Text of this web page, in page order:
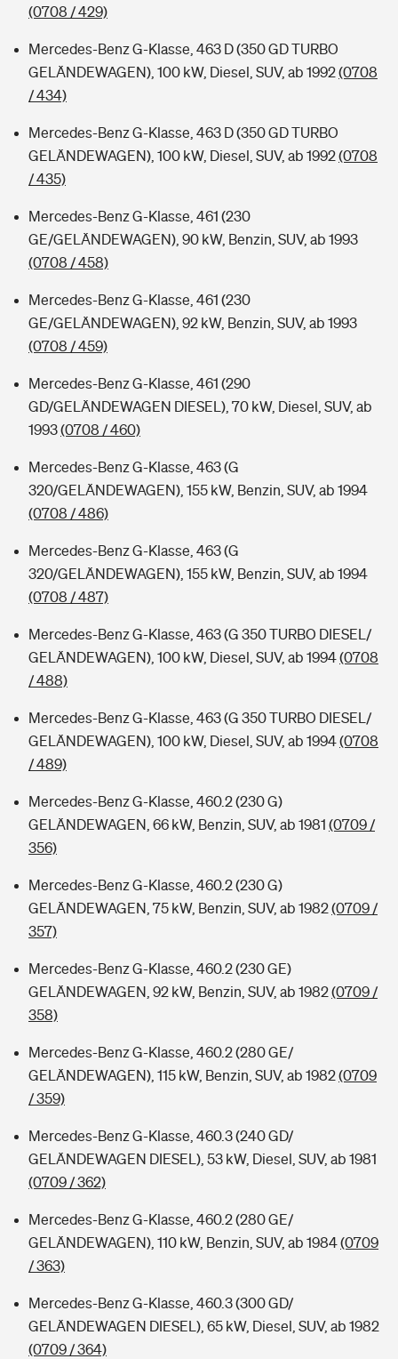
(0708 / 429)
Mercedes-Benz G-Klasse, 463 D (350 GD TURBO
GELÄNDEWAGEN), 100 kW, Diesel, SUV, ab 1992(0708
/ 434)
Mercedes-Benz G-Klasse, 463 D (350 GD TURBO
GELÄNDEWAGEN), 100 kW, Diesel, SUV, ab 1992(0708
/ 435)
Mercedes-Benz G-Klasse, 461 (230
GE/GELÄNDEWAGEN), 90 kW, Benzin, SUV, ab 1993
(0708 / 458)
Mercedes-Benz G-Klasse, 461 (230
GE/GELÄNDEWAGEN), 92 kW, Benzin, SUV, ab 1993
(0708 / 459)
Mercedes-Benz G-Klasse, 461 (290
GD/GELÄNDEWAGEN DIESEL), 70 kW, Diesel, SUV, ab
1993(0708 / 460)
Mercedes-Benz G-Klasse, 463 (G
320/GELÄNDEWAGEN), 155 kW, Benzin, SUV, ab 1994
(0708 / 486)
Mercedes-Benz G-Klasse, 463 (G
320/GELÄNDEWAGEN), 155 kW, Benzin, SUV, ab 1994
(0708 / 487)
Mercedes-Benz G-Klasse, 463 (G 350 TURBO DIESEL/
GELÄNDEWAGEN), 100 kW, Diesel, SUV, ab 1994(0708
/ 488)
Mercedes-Benz G-Klasse, 463 (G 350 TURBO DIESEL/
GELÄNDEWAGEN), 100 kW, Diesel, SUV, ab 1994(0708
/ 489)
Mercedes-Benz G-Klasse, 460.2 (230 G)
GELÄNDEWAGEN, 66 kW, Benzin, SUV, ab 1981 (0709 /
356)
Mercedes-Benz G-Klasse, 460.2 (230 G)
GELÄNDEWAGEN, 75 kW, Benzin, SUV, ab 1982(0709 /
357)
Mercedes-Benz G-Klasse, 460.2 (230 GE)
GELÄNDEWAGEN, 92 kW, Benzin, SUV, ab 1982(0709 /
358)
Mercedes-Benz G-Klasse, 460.2 (280 GE/
GELÄNDEWAGEN), 115 kW, Benzin, SUV, ab 1982(0709
/ 359)
Mercedes-Benz G-Klasse, 460.3 (240 GD/
GELÄNDEWAGEN DIESEL), 53 kW, Diesel, SUV, ab 1981
(0709 / 362)
Mercedes-Benz G-Klasse, 460.2 (280 GE/
GELÄNDEWAGEN), 110 kW, Benzin, SUV, ab 1984(0709
/ 363)
Mercedes-Benz G-Klasse, 460.3 (300 GD/
GELÄNDEWAGEN DIESEL), 65 kW, Diesel, SUV, ab 1982
(0709 / 364)